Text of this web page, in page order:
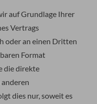
auf Grundlage Ihrer
Vertrags
oder an einen Dritten
Format
die direkte
dies nur, soweit es